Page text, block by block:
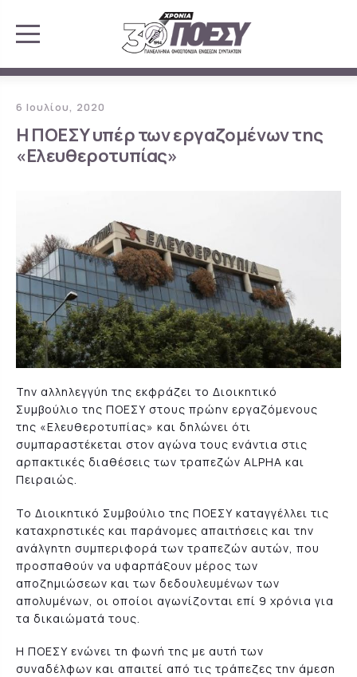
6 Ιουλίου, 2020
Η ΠΟΕΣΥ υπέρ των εργαζομένων της
«Ελευθεροτυπίας»
Την αλληλεγγύη της εκφράζει το Διοικητικό
Συμβούλιο της ΠΟΕΣΥ στους πρώην εργαζόμενους
της «Ελευθεροτυπίας» και δηλώνει ότι
συμπαραστέκεται στον αγώνα τους ενάντια στις
αρπακτικές διαθέσεις των τραπεζών ALPHA και
Πειραιώς.
Το Διοικητικό Συμβούλιο της ΠΟΕΣΥ καταγγέλλει τις
καταχρηστικές και παράνομες απαιτήσεις και την
ανάλγητη συμπεριφορά των τραπεζών αυτών, που
προσπαθούν να υφαρπάξουν μέρος των
αποζημιώσεων και των δεδουλευμένων των
απολυμένων, οι οποίοι αγωνίζονται επί 9 χρόνια για
τα δικαιώματά τους.
Η ΠΟΕΣΥ ενώνει τη φωνή της με αυτή των
συναδέλφων και απαιτεί από τις τράπεζες την άμεση